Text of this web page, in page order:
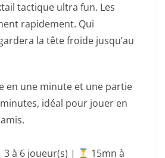
tactique ultra fun. Les
rapidement. Qui
la tête froide jusqu’au
en une minute et une partie
idéal pour jouer en
‍ 3 à 6 joueur(s) |
15mn à